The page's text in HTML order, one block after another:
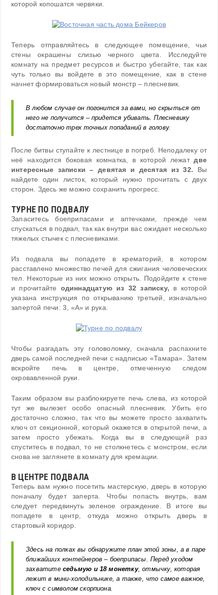
которой копошатся червяки.
Теперь отправляйтесь в следующее помещение, чьи
стены окрашены слизью черного цвета. Исследуйте
комнату на предмет ресурсов и быстро убегайте, так как
чуть только вы войдете в это помещение, как в стене
начнет формироваться новый монстр – плесневик.
В любом случае он погонится за вами, но скрыться от
него не получится – придется убивать. Плесневику
достаточно трех точных попаданий в голову.
После битвы ступайте к лестнице в погреб. Неподалеку от
неё находится боковая комнатка, в которой лежатдве
интересные записки – девятая и десятая из 32. Вы
найдете один листок, который нужно прочитать с двух
сторон. Здесь же можно сохранить прогресс.
ТУРНЕ ПО ПОДВАЛУ
Запаситесь боеприпасами и аптечками, прежде чем
спускаться в подвал, так как внутри вас ожидает несколько
тяжелых стычек с плесневиками.
Из подвала вы попадете в крематорий, в котором
расставлено множество печей для сжигания человеческих
тел. Некоторые из них можно открыть. Подойдите к стене
и прочитайте одиннадцатую из 32 записку, в которой
указана инструкция по открыванию третьей, изначально
запертой печи: 3, «А» и рука.
Чтобы разгадать эту головоломку, сначала распахните
дверь самой последней печи с надписью «Тамара». Затем
вскройте печь в центре, отмеченную следом
окровавленной руки.
Таким образом вы разблокируете печь слева, из которой
тут же вылезет особо опасный плесневик. Убить его
достаточно сложно, так что вы можете просто захватить
ключ от секционной, который окажется в открытой печи, а
затем просто убежать. Когда вы в следующий раз
спуститесь в подвал, то не столкнетесь с монстром, если
снова не заглянете в комнату для кремации.
В ЦЕНТРЕ ПОДВАЛА
Теперь вам нужно посетить мастерскую, дверь в которую
поначалу будет заперта. Чтобы попасть внутрь, вам
следует передвинуть зеленое ограждение. В итоге вы
попадете в центр, откуда можно открыть дверь в
стартовый коридор.
Здесь на полках вы обнаружите план этой зоны, а в паре
ближайших контейнеров – боеприпасы. Перед уходом
захватите седьмую и 18 монетку, отмычку, которая
лежит в мини-холодильнике, а также, что самое важное,
ключ с символом скорпиона.